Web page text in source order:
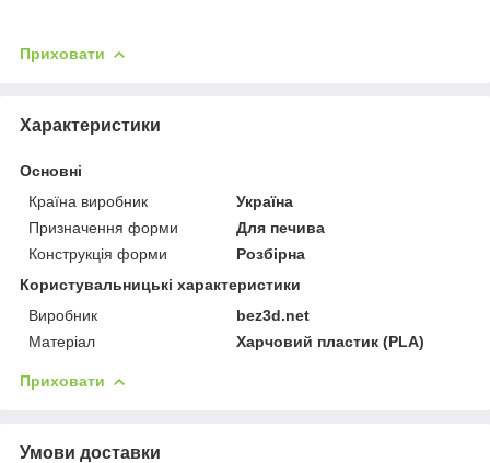
Приховати
Характеристики
Основні
Країна виробник
Україна
Призначення форми
Для печива
Конструкція форми
Розбірна
Користувальницькі характеристики
Виробник
bez3d.net
Матеріал
Харчовий пластик (PLA)
Приховати
Умови доставки